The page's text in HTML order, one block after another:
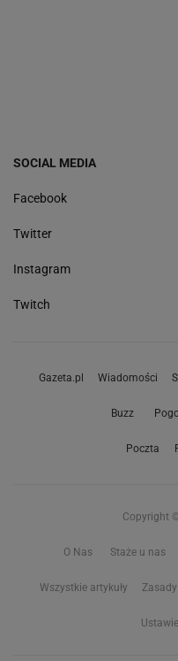
SOCIAL MEDIA
Facebook
Twitter
Instagram
Twitch
Gazeta.pl Wiadomości
Buzz
Poczta
Copyright
O Nas Staże u nas
Wszystkie artykuły